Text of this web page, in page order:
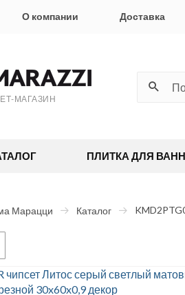
О компании Доставка
МАГАЗИН
ПЛИТКА ДЛЯ
Марацци Каталог